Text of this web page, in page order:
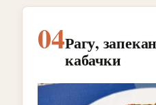
04Рагу,
кабачки